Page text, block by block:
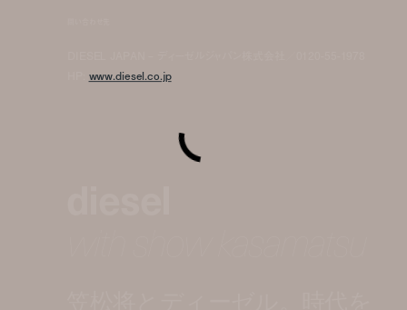
www.diesel.co.jp